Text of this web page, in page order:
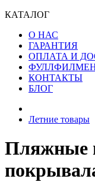
КАТАЛОГ
О НАС
ГАРАНТИЯ
ОПЛАТА И
КОНТАКТЫ
БЛОГ
Летние товары
Пляжные